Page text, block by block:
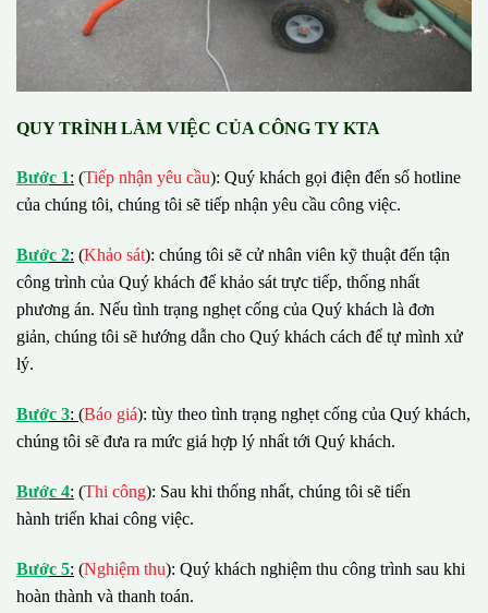
QUY TRÌNH LÀM VIỆC CỦA CÔNG TY KTA
Bước 1: (Tiếp nhận yêu cầu): Quý khách gọi điện đến số hotline
của chúng tôi, chúng tôi sẽ tiếp nhận yêu cầu công việc.
Bước 2: (Khảo sát): chúng tôi sẽ cử nhân viên kỹ thuật đến tận
công trình của Quý khách để khảo sát trực tiếp, thống nhất
phương án. Nếu tình trạng nghẹt cống của Quý khách là đơn
giản, chúng tôi sẽ hướng dẫn cho Quý khách cách để tự mình xử
lý.
Bước 3: (Báo giá): tùy theo tình trạng nghẹt cống của Quý khách,
chúng tôi sẽ đưa ra mức giá hợp lý nhất tới Quý khách.
Bước 4: (Thi công): Sau khi thống nhất, chúng tôi sẽ tiến
hành triển khai công việc.
Bước 5: (Nghiệm thu): Quý khách nghiệm thu công trình sau khi
hoàn thành và thanh toán.